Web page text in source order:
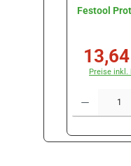
Festool
Preise inkl.